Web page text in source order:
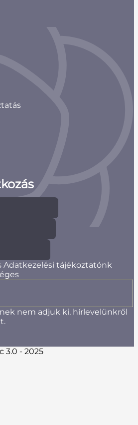
Adatkezelési tájékoztatónk
nem adjuk ki, hírlevelünkről
3.0 - 2025